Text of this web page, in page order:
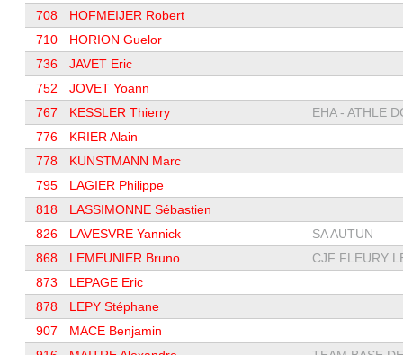
708
HOFMEIJER Robert
710
HORION Guelor
736
JAVET Eric
752
JOVET Yoann
767
KESSLER Thierry
EHA - ATHLE
776
KRIER Alain
778
KUNSTMANN Marc
795
LAGIER Philippe
818
LASSIMONNE Sébastien
826
LAVESVRE Yannick
SA AUTUN
868
LEMEUNIER Bruno
CJF FLEURY
873
LEPAGE Eric
878
LEPY Stéphane
907
MACE Benjamin